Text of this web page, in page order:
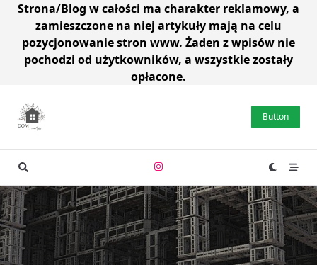
Strona/Blog w całości ma charakter reklamowy, a
zamieszczone na niej artykuły mają na celu
pozycjonowanie stron www. Żaden z wpisów nie
pochodzi od użytkowników, a wszystkie zostały
opłacone.
content
Button